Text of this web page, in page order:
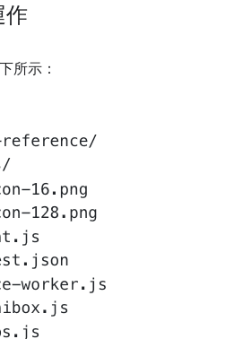
作
所示：